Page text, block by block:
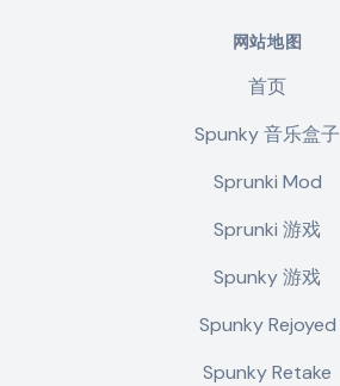
网站地图
首页
Spunky 音乐盒子
Sprunki Mod
Sprunki 游戏
Spunky 游戏
Spunky Rejoyed
Spunky Retake